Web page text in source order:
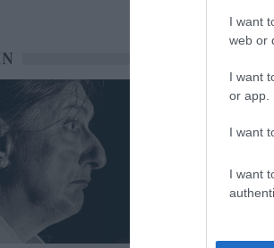
I want
web or
I want
or app.
I want
I want